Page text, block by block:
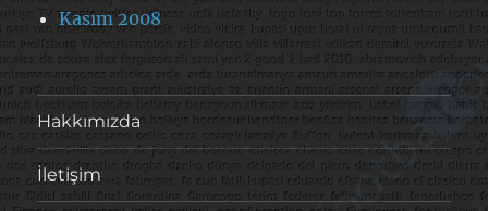
Kasım 2008
Hakkımızda
İletişim